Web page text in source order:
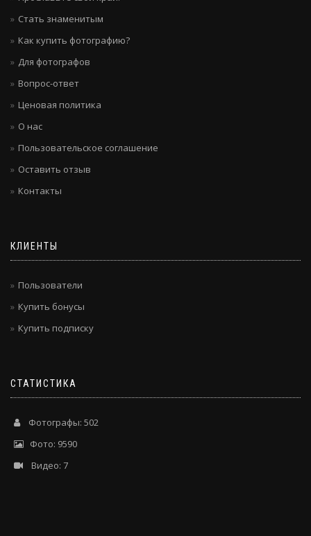
Стать знаменитым
Как купить фотографию?
Для фотографов
Вопрос-ответ
Ценовая политика
О нас
Пользовательское соглашение
Оставить отзыв
Контакты
КЛИЕНТЫ
Пользователи
Купить бонусы
Купить подписку
СТАТИСТИКА
Фотографы: 502
Фото: 9590
Видео: 7